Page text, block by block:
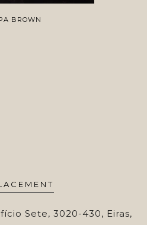
BROWN
Sete, 3020-430, Eiras,